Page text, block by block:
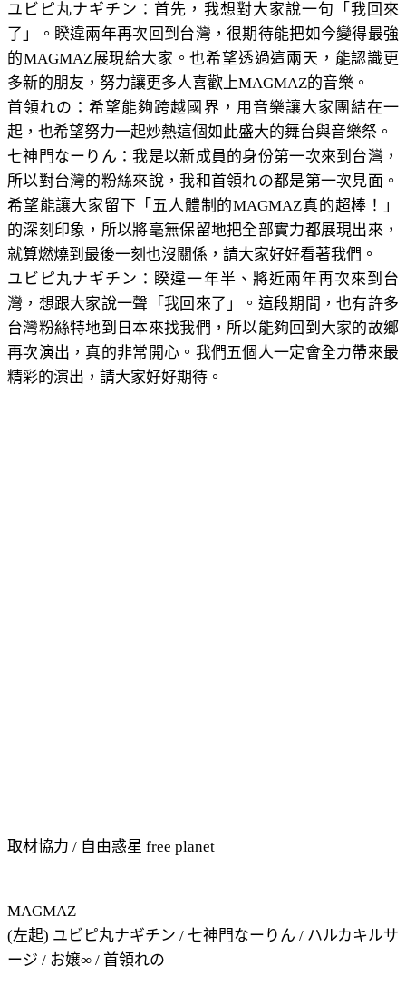
ユビピ丸ナギチン：首先，我想對大家說一句「我回來
了」。睽違兩年再次回到台灣，很期待能把如今變得最強
的MAGMAZ展現給大家。也希望透過這兩天，能認識更
多新的朋友，努力讓更多人喜歡上MAGMAZ的音樂。
首領れの：希望能夠跨越國界，用音樂讓大家團結在一
起，也希望努力一起炒熱這個如此盛大的舞台與音樂祭。
七神門なーりん：我是以新成員的身份第一次來到台灣，
所以對台灣的粉絲來說，我和首領れの都是第一次見面。
希望能讓大家留下「五人體制的MAGMAZ真的超棒！」
的深刻印象，所以將毫無保留地把全部實力都展現出來，
就算燃燒到最後一刻也沒關係，請大家好好看著我們。
ユビピ丸ナギチン：睽違一年半、將近兩年再次來到台
灣，想跟大家說一聲「我回來了」。這段期間，也有許多
台灣粉絲特地到日本來找我們，所以能夠回到大家的故鄉
再次演出，真的非常開心。我們五個人一定會全力帶來最
精彩的演出，請大家好好期待。
取材協力 / 自由惑星 free planet
MAGMAZ
(左起) ユビピ丸ナギチン / 七神門なーりん / ハルカキルサ
ージ / お嬢∞ / 首領れの